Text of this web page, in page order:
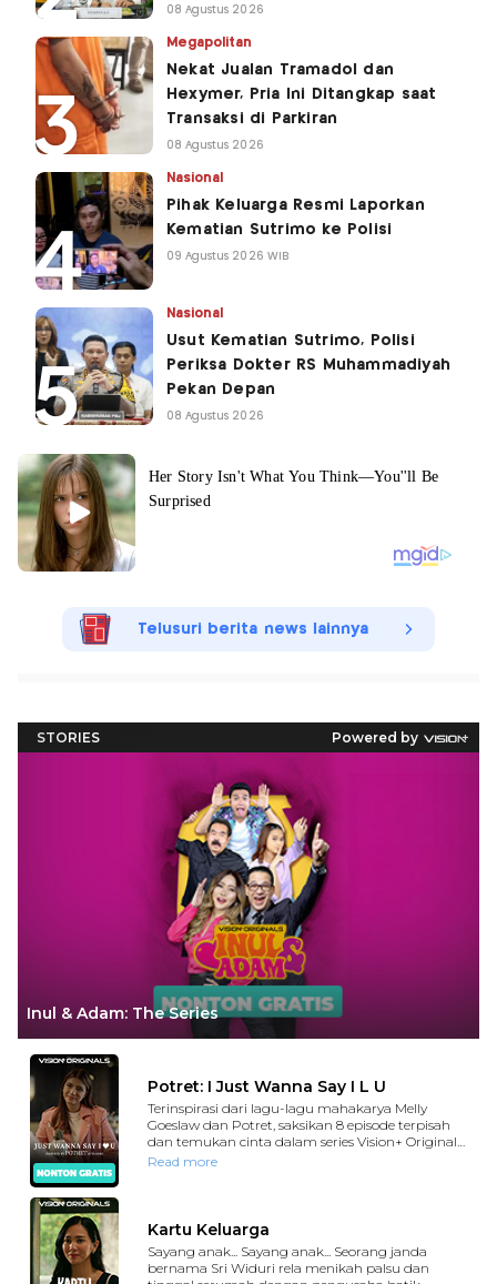
08 Agustus 2026
Megapolitan
Nekat Jualan Tramadol dan
Hexymer, Pria Ini Ditangkap saat
Transaksi di Parkiran
08 Agustus 2026
Nasional
Pihak Keluarga Resmi Laporkan
Kematian Sutrimo ke Polisi
09 Agustus 2026 WIB
Nasional
Usut Kematian Sutrimo, Polisi
Periksa Dokter RS Muhammadiyah
Pekan Depan
08 Agustus 2026
Telusuri berita news lainnya